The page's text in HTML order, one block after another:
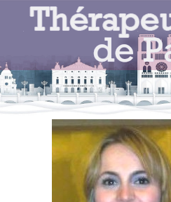
Vous